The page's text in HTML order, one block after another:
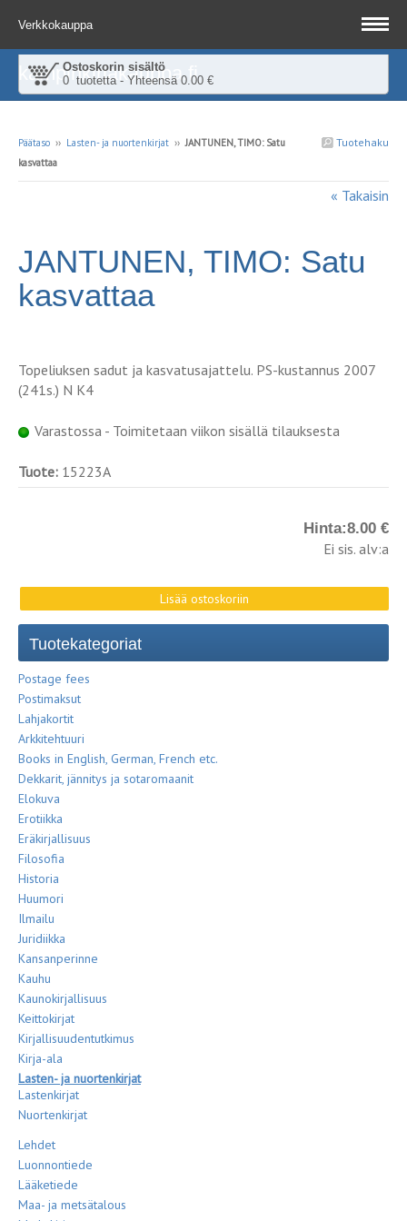
Verkkokauppa
Ostoskorin sisältö
0 tuotetta - Yhteensä 0.00 €
kampinkirjakauppa.fi
Tuotehaku
Päätaso ›› Lasten- ja nuortenkirjat ››JANTUNEN, TIMO: Satu
kasvattaa
« Takaisin
JANTUNEN, TIMO: Satu
kasvattaa
Topeliuksen sadut ja kasvatusajattelu. PS-kustannus 2007
(241s.) N K4
Varastossa - Toimitetaan viikon sisällä tilauksesta
Tuote: 15223A
Hinta:8.00 €
Ei sis. alv:a
Tuotekategoriat
Postage fees
Postimaksut
Lahjakortit
Arkkitehtuuri
Books in English, German, French etc.
Dekkarit, jännitys ja sotaromaanit
Elokuva
Erotiikka
Eräkirjallisuus
Filosofia
Historia
Huumori
Ilmailu
Juridiikka
Kansanperinne
Kauhu
Kaunokirjallisuus
Keittokirjat
Kirjallisuudentutkimus
Kirja-ala
Lasten- ja nuortenkirjat
Lastenkirjat
Nuortenkirjat
Lehdet
Luonnontiede
Lääketiede
Maa- ja metsätalous